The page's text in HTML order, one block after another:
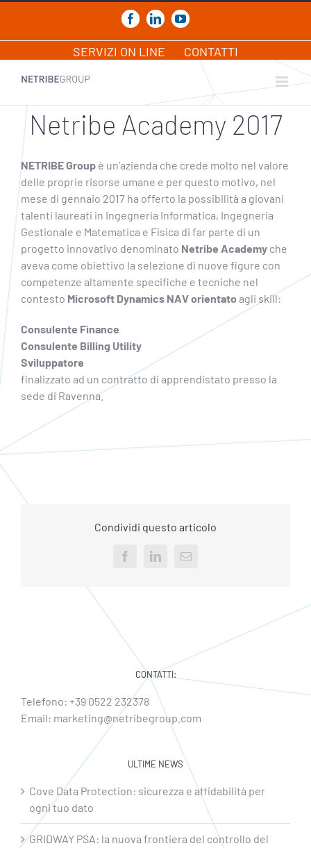
contenuto
FacebookLinkedInYouTube
SERVIZI ON LINE CONTATTI
Netribe Academy 2017
NETRIBE Group è un’azienda che crede molto nel valore
delle proprie risorse umane e per questo motivo, nel
mese di gennaio 2017 ha offerto la possibilità a giovani
talenti laureati in Ingegneria Informatica, Ingegneria
Gestionale e Matematica e Fisica di far parte di un
progetto innovativo denominato Netribe Academy che
aveva come obiettivo la selezione di nuove figure con
competenze altamente specifiche e tecniche nel
contesto Microsoft Dynamics NAV orientatoagli skill:
Consulente Finance
Consulente Billing Utility
Sviluppatore
finalizzato ad un contratto di apprendistato presso la
sede di Ravenna.
Condividi questo articolo
FacebookLinkedInEmail
CONTATTI:
Telefono: +39 0522 232378
Email: marketing@netribegroup.com
ULTIME NEWS
Cove Data Protection: sicurezza e affidabilità per
ogni tuo dato
GRIDWAY PSA: la nuova frontiera del controllo del